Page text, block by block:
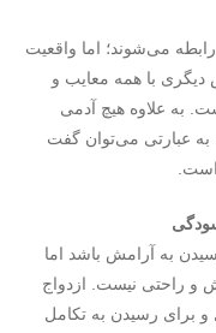
می‌شوند؛ اما واقعیت
دیگری با همه معایب و
به­ علاوه هیچ آدمی
به عبارتی می‌توان گفت
است.
به آرامش باشد اما
و راحتی نیست. ازدواج
و برای رسیدن به تکامل